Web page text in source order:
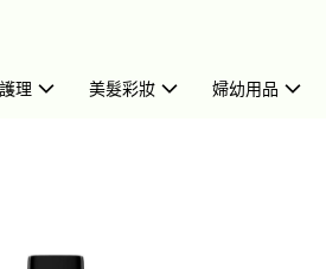
理 美髮彩妝 婦幼用品